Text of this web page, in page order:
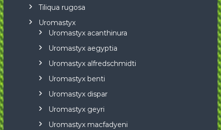
Tiliqua rugosa
Uromastyx
Uromastyx acanthinura
Uromastyx aegyptia
Uromastyx alfredschmidti
Uromastyx benti
Uromastyx dispar
Uromastyx geyri
Uromastyx macfadyeni